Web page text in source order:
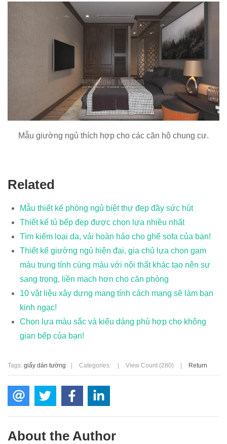
Mẫu giường ngủ thích hợp cho các căn hộ chung cư.
Related
Mẫu thiết kế phòng ngủ biệt thự đẹp đầy sức hút
Thiết kế tủ bếp đẹp được chọn lựa nhiều nhất
Tìm kiếm loại da, vải hoàn hảo cho ghế sofa của bạn!
Thiết kế giường ngủ hiện đại, gia chủ lựa chọn gam
màu trung tính cùng màu với nội thất khác tạo nên sự
sang trọng, liền mạch hơn cho căn phòng
10 vật liệu xây dựng mang tính cách mạng sẽ làm bạn
kinh ngạc!
Chọn lựa màu sắc và kiểu dáng phù hợp cho không
gian bếp của bạn!
Tags: giấy dán tường Categories: View Count (280) Return
About the Author